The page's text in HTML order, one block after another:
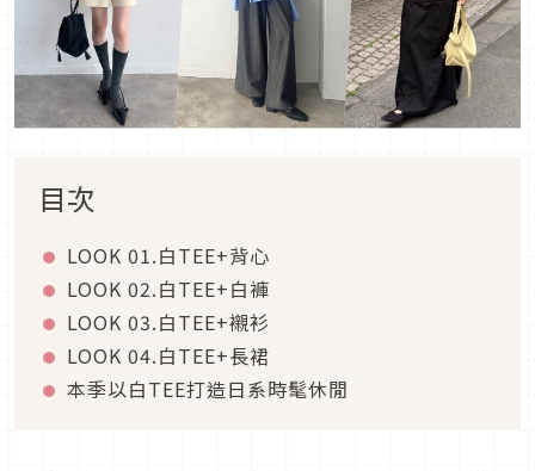
目次
LOOK 01.白TEE+背心
LOOK 02.白TEE+白褲
LOOK 03.白TEE+襯衫
LOOK 04.白TEE+長裙
本季以白TEE打造日系時髦休閒